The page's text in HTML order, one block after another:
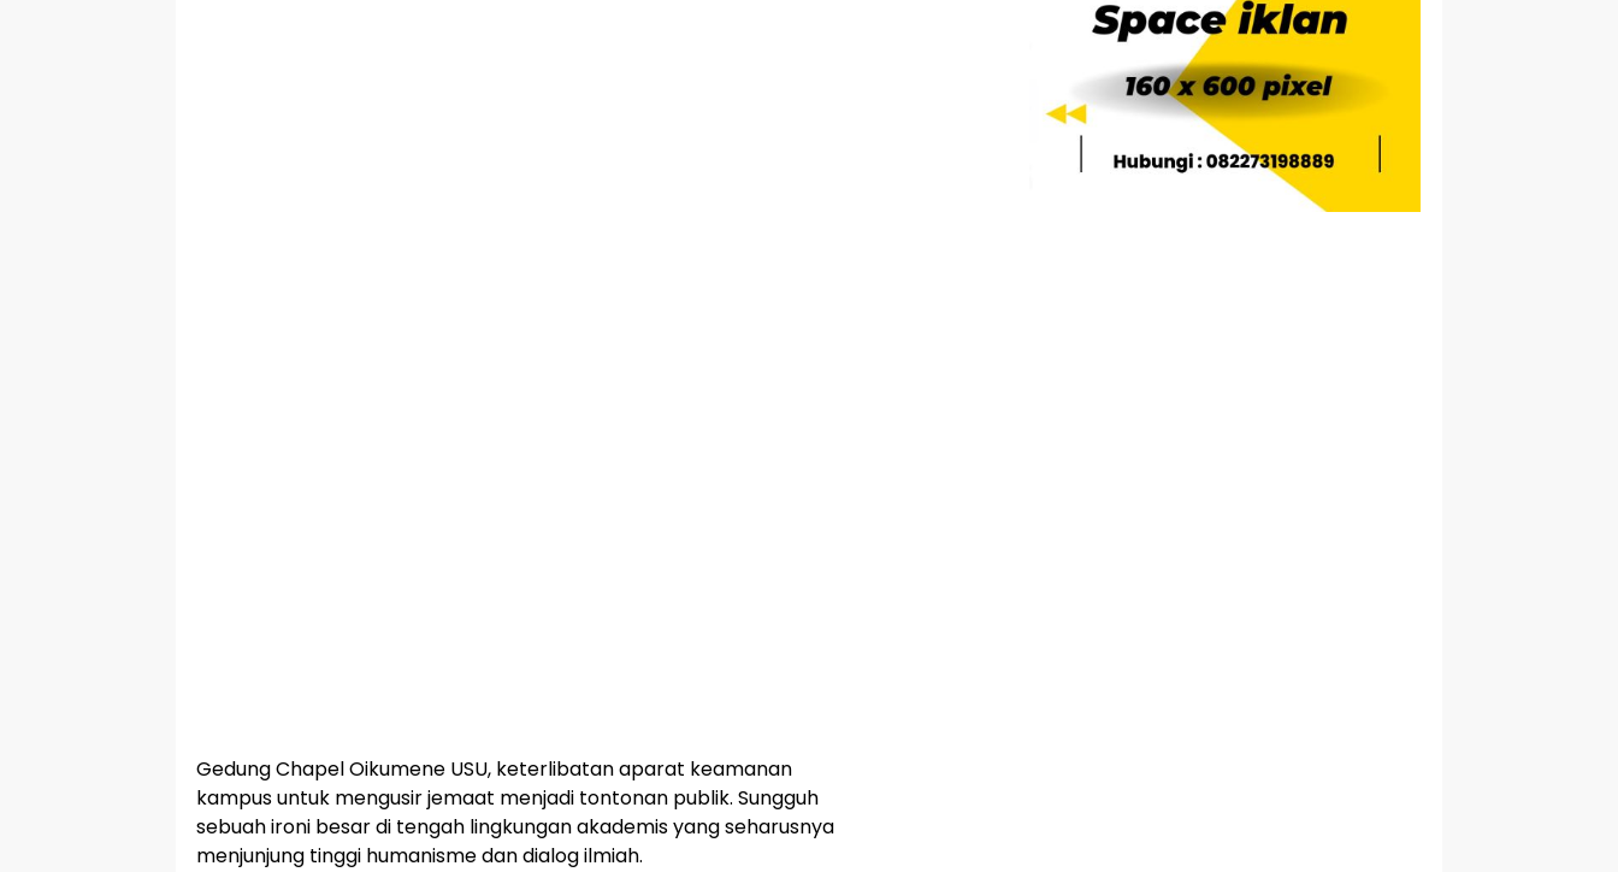
Gedung Chapel Oikumene USU, keterlibatan aparat keamanan
kampus untuk mengusir jemaat menjadi tontonan publik. Sungguh
sebuah ironi besar di tengah lingkungan akademis yang seharusnya
menjunjung tinggi humanisme dan dialog ilmiah.